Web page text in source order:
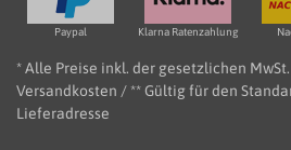
Paypal Klarna Ratenzahlung
* Alle Preise inkl. der gesetzlichen
Versandkosten / ** Gültig für den
Lieferadresse